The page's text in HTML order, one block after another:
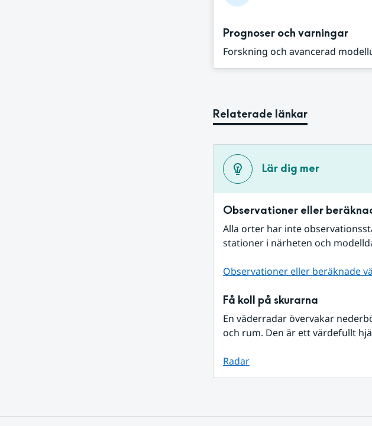
Prognoser och varningar
Forskning och avancerad
Relaterade länkar
Lär dig mer
Observationer eller
Alla orter har inte
stationer i närheten och
Observationer eller beräknade
Få koll på skurarna
En väderradar övervakar
och rum. Den är ett värdefullt
Radar